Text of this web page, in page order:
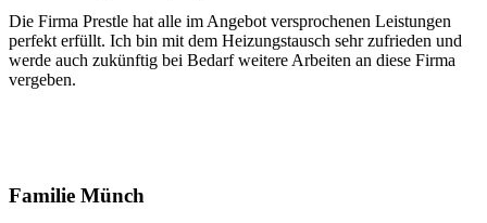
Die Firma Prestle hat alle im Angebot versprochenen Leistungen
perfekt erfüllt. Ich bin mit dem Heizungstausch sehr zufrieden und
werde auch zukünftig bei Bedarf weitere Arbeiten an diese Firma
vergeben.
Familie Münch